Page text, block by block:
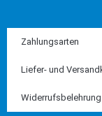
Zahlungsarten
Liefer- und
Widerrufsbelehrung